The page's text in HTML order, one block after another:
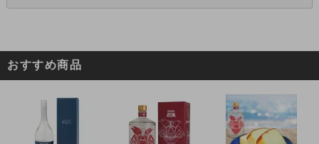
おすすめ商品